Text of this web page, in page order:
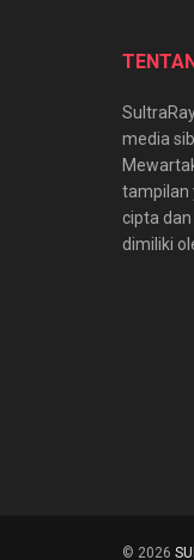
media
tampilan
cipta
dimiliki
© 2026